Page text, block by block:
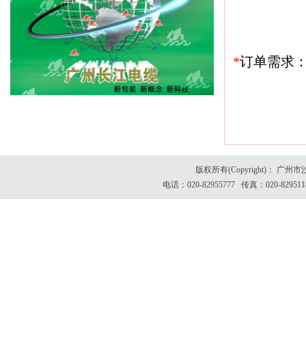
*订单需求
版权所有(Copyright)： 广州
电话：020-82955777 传真：020-